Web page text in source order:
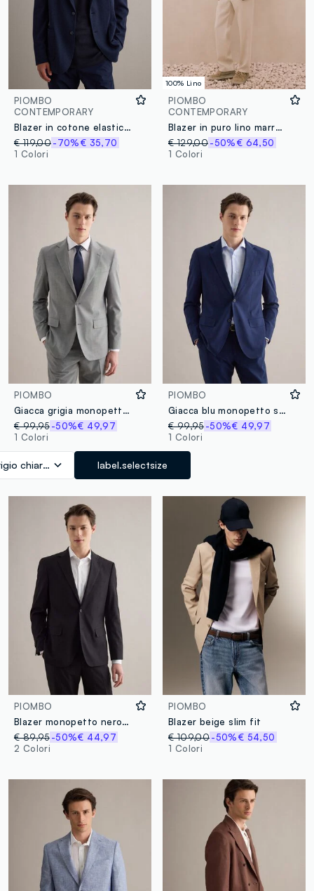
PIOMBO
CONTEMPORARY
Blazer in cotone elasticizzato blu slim fit
€ 119,00-70%€ 35,70
1 Colori
100% Lino
PIOMBO
CONTEMPORARY
Blazer in puro lino marrone regular fit
€ 129,00-50%€ 64,50
1 Colori
PIOMBO
Giacca grigia monopetto slim fit
€ 99,95-50%€ 49,97
1 Colori
chiaro melange label.selectsize
PIOMBO
Giacca blu monopetto slim fit
€ 99,95 -50%€ 49,97
1 Colori
PIOMBO
Blazer monopetto nero regular fit
€ 89,95-50%€ 44,97
2 Colori
PIOMBO
Blazer beige slim fit
€ 109,00-50%€ 54,50
1 Colori